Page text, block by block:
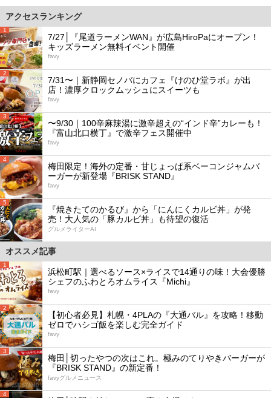
アクセスランキング
1
7/27│『尾道ラーメンWAN』が広島HiroPaにオープン！
キッズラーメン無料イベント開催
favy
2
7/31〜｜新静岡セノバにカフェ『けのひ堂ラボ』が出
店！濃厚クロックムッシュにスイーツも
favy
3
〜9/30｜100辛麻辣湯に激辛超えの“インド辛”カレーも！
『富山北口横丁』で激辛フェス開催中
favy
4
梅田限定！海外の定番・甘じょっぱ系ベーコンジャムバ
ーガーが新登場『BRISK STAND』
favy
5
『焼きたてのかるび』から「にんにくカルビ丼」が発
売！大人気の「豚カルビ丼」も待望の復活
グルメライターAI
オススメ記事
1
浜松町駅｜選べるソース×ライスで14通りの味！大会優勝
シェフのふわとろオムライス『Michi』
favy
2
【初心者必見】札幌・4PLAの『大通バル』を攻略！移動
ゼロでハシゴ飯を楽しむ完全ガイド
favy
3
梅田│切ったやつの次はこれ。極みのてりやきバーガーが
『BRISK STAND』の新定番！
favyグルメニュース
4